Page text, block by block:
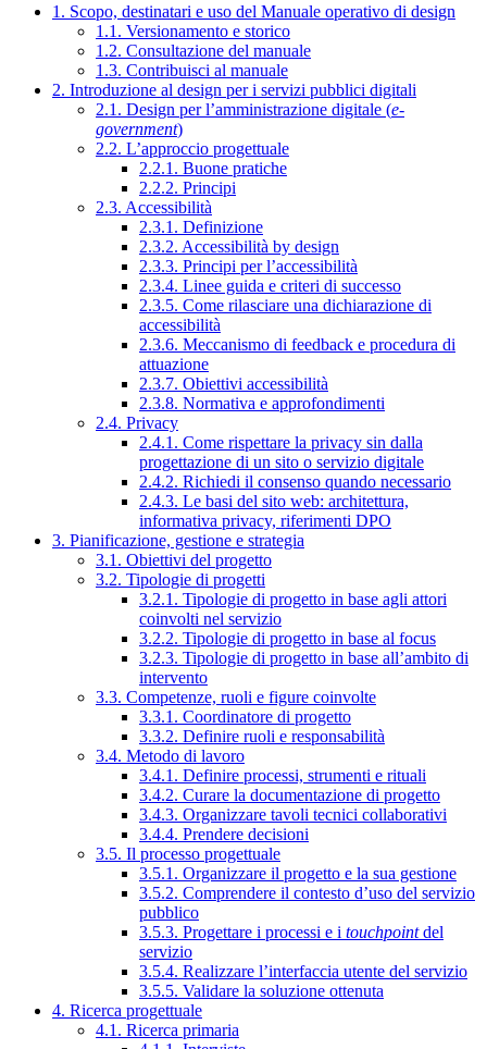
1. Scopo, destinatari e uso del Manuale operativo di design
1.1. Versionamento e storico
1.2. Consultazione del manuale
1.3. Contribuisci al manuale
2. Introduzione al design per i servizi pubblici digitali
2.1. Design per l’amministrazione digitale (e-
government)
2.2. L’approccio progettuale
2.2.1. Buone pratiche
2.2.2. Principi
2.3. Accessibilità
2.3.1. Definizione
2.3.2. Accessibilità by design
2.3.3. Principi per l’accessibilità
2.3.4. Linee guida e criteri di successo
2.3.5. Come rilasciare una dichiarazione di
accessibilità
2.3.6. Meccanismo di feedback e procedura di
attuazione
2.3.7. Obiettivi accessibilità
2.3.8. Normativa e approfondimenti
2.4. Privacy
2.4.1. Come rispettare la privacy sin dalla
progettazione di un sito o servizio digitale
2.4.2. Richiedi il consenso quando necessario
2.4.3. Le basi del sito web: architettura,
informativa privacy, riferimenti DPO
3. Pianificazione, gestione e strategia
3.1. Obiettivi del progetto
3.2. Tipologie di progetti
3.2.1. Tipologie di progetto in base agli attori
coinvolti nel servizio
3.2.2. Tipologie di progetto in base al focus
3.2.3. Tipologie di progetto in base all’ambito di
intervento
3.3. Competenze, ruoli e figure coinvolte
3.3.1. Coordinatore di progetto
3.3.2. Definire ruoli e responsabilità
3.4. Metodo di lavoro
3.4.1. Definire processi, strumenti e rituali
3.4.2. Curare la documentazione di progetto
3.4.3. Organizzare tavoli tecnici collaborativi
3.4.4. Prendere decisioni
3.5. Il processo progettuale
3.5.1. Organizzare il progetto e la sua gestione
3.5.2. Comprendere il contesto d’uso del servizio
pubblico
3.5.3. Progettare i processi e i touchpointdel
servizio
3.5.4. Realizzare l’interfaccia utente del servizio
3.5.5. Validare la soluzione ottenuta
4. Ricerca progettuale
4.1. Ricerca primaria